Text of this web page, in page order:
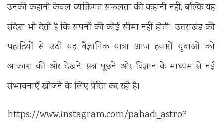
उनकी कहानी केवल व्यक्तिगत सफलता की कहानी नहीं, बल्कि यह
संदेश भी देती है कि सपनों की कोई सीमा नहीं होती। उत्तराखंड की
पहाड़ियों से उठी यह वैज्ञानिक यात्रा आज हजारों युवाओं को
आकाश की ओर देखने, प्रश्न पूछने और विज्ञान के माध्यम से नई
संभावनाएँ खोजने के लिए प्रेरित कर रही है।
https://www.instagram.com/pahadi_astro?